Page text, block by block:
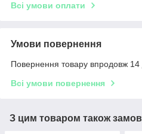
Всі умови оплати
Умови повернення
Повернення товару впродовж 14
Всі умови повернення
З цим товаром також